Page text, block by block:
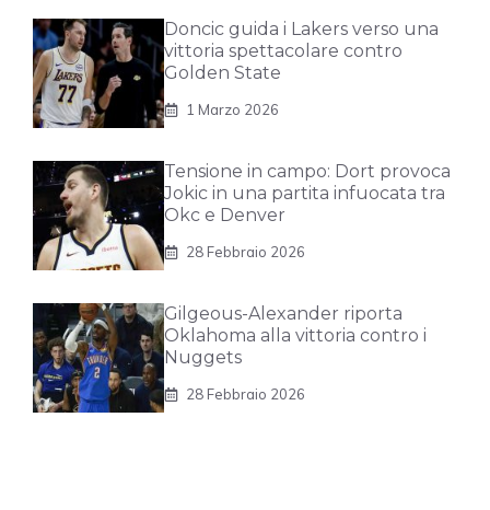
Doncic guida i Lakers verso una
vittoria spettacolare contro
Golden State
1 Marzo 2026
Tensione in campo: Dort provoca
Jokic in una partita infuocata tra
Okc e Denver
28 Febbraio 2026
Gilgeous-Alexander riporta
Oklahoma alla vittoria contro i
Nuggets
28 Febbraio 2026